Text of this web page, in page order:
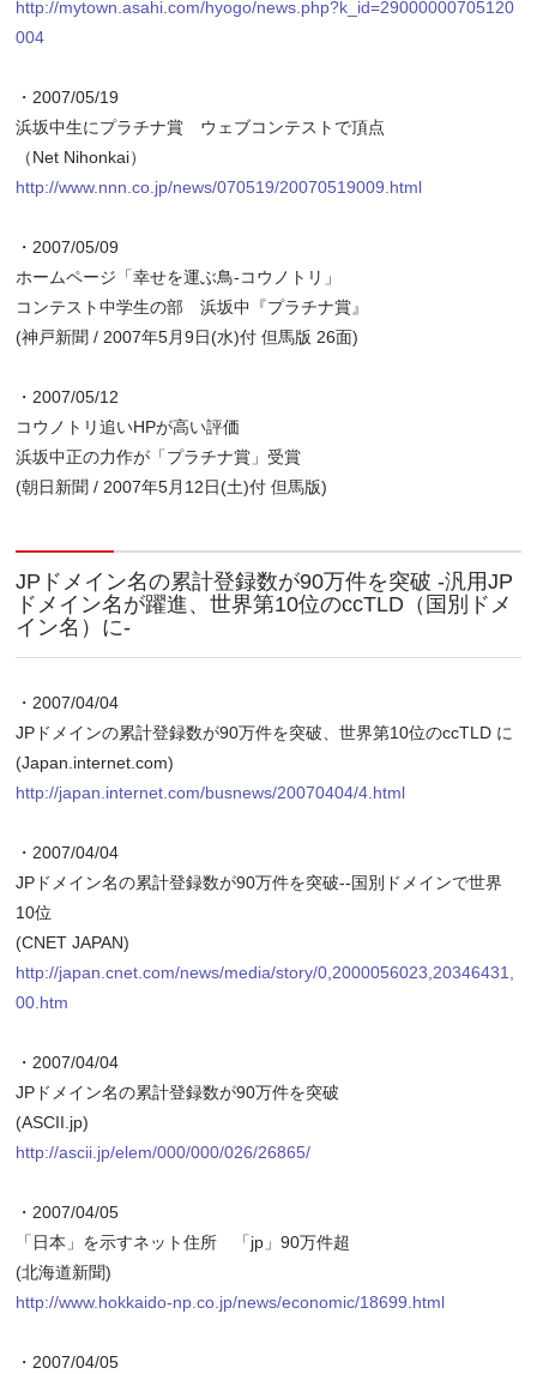
http://mytown.asahi.com/hyogo/news.php?k_id=29000000705120
004
・2007/05/19
浜坂中生にプラチナ賞 ウェブコンテストで頂点
（Net Nihonkai）
http://www.nnn.co.jp/news/070519/20070519009.html
・2007/05/09
ホームページ「幸せを運ぶ鳥‐コウノトリ」
コンテスト中学生の部 浜坂中『プラチナ賞』
(神戸新聞 / 2007年5月9日(水)付 但馬版 26面)
・2007/05/12
コウノトリ追いHPが高い評価
浜坂中正の力作が「プラチナ賞」受賞
(朝日新聞 / 2007年5月12日(土)付 但馬版)
JPドメイン名の累計登録数が90万件を突破 ‐汎用JP
ドメイン名が躍進、世界第10位のccTLD（国別ドメ
イン名）に‐
・2007/04/04
JPドメインの累計登録数が90万件を突破、世界第10位のccTLD に
(Japan.internet.com)
http://japan.internet.com/busnews/20070404/4.html
・2007/04/04
JPドメイン名の累計登録数が90万件を突破--国別ドメインで世界
10位
(CNET JAPAN)
http://japan.cnet.com/news/media/story/0,2000056023,20346431,
00.htm
・2007/04/04
JPドメイン名の累計登録数が90万件を突破
(ASCII.jp)
http://ascii.jp/elem/000/000/026/26865/
・2007/04/05
「日本」を示すネット住所 「jp」90万件超
(北海道新聞)
http://www.hokkaido-np.co.jp/news/economic/18699.html
・2007/04/05